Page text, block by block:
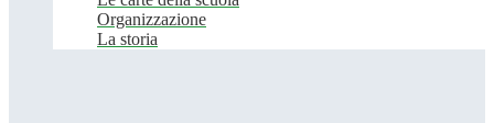
Organizzazione
La storia